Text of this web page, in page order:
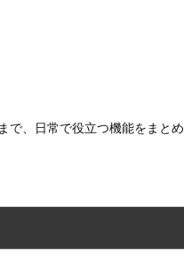
で、日常で役立つ機能をまと